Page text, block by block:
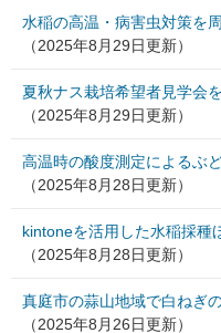
水稲の高温・病害虫対策を
（2025年8月29日更新）
夏秋ナス栽培希望者見学会
（2025年8月29日更新）
高温時の酸度測定によるぶ
（2025年8月28日更新）
kintoneを活用した水稲採種
（2025年8月28日更新）
真庭市の蒜山地域で白ねぎ
（2025年8月26日更新）